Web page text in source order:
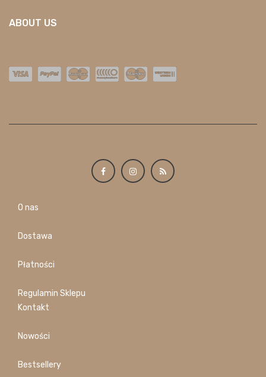
ABOUT US
O nas
Dostawa
Płatności
Regulamin Sklepu
Kontakt
Nowości
Bestsellery